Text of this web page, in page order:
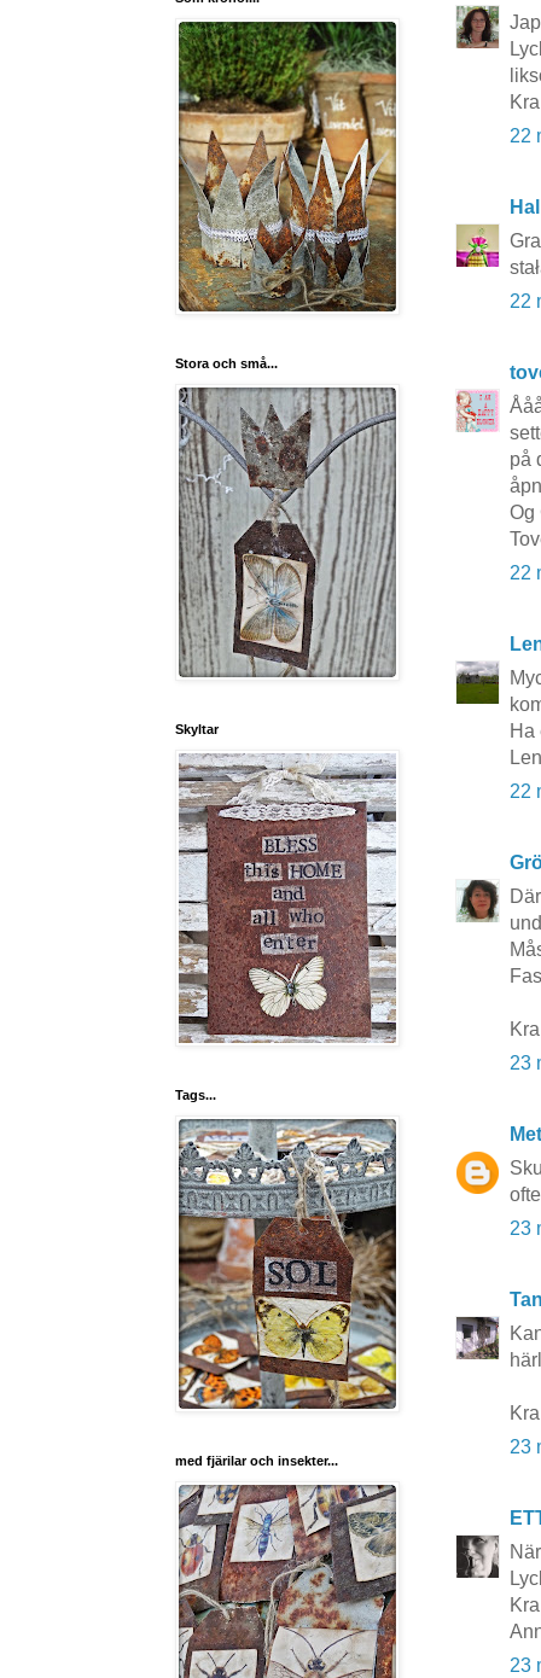
22
22
på
Og
22
Ha
22
23
23
23
23
Stora och små...
Skyltar
Tags...
med fjärilar och insekter...